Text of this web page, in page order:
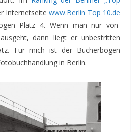
Internetseitewww.Berlin Top 10.de
Platz 4. Wenn man nur von
ausgeht, dann liegt er unbestritten
Für mich ist der Bücherbogen
in Berlin.